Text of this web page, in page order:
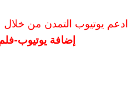
ادعم يوتيوب التمدن من خلال
إضافة يوتيوب-